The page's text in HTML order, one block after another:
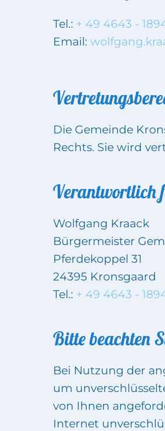
Tel.: + 49 4643 -
Email:
Die Gemeinde
Rechts. Sie wird
Verantwortlich
Wolfgang Kraack
Bürgermeister
Pferdekoppel 31
24395 Kronsgaard
Tel.: + 49 4643 -
Bitte beachten
Bei Nutzung der
um
von Ihnen
Internet